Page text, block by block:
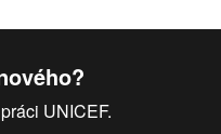
UNICEF.